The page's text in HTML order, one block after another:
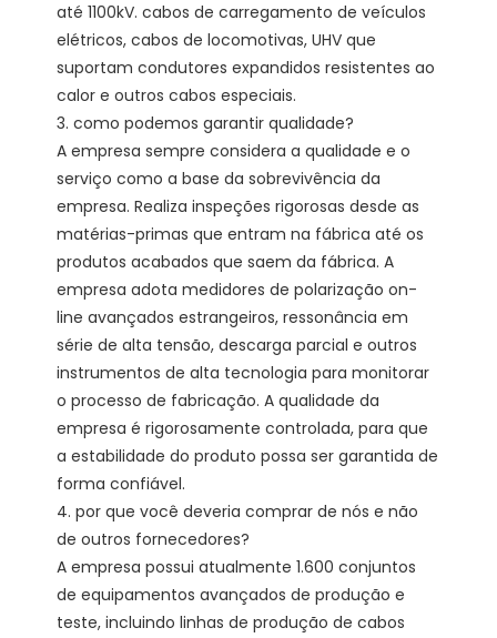
até 1100kV. cabos de carregamento de veículos
elétricos, cabos de locomotivas, UHV que
suportam condutores expandidos resistentes ao
calor e outros cabos especiais.
3. como podemos garantir qualidade?
A empresa sempre considera a qualidade e o
serviço como a base da sobrevivência da
empresa. Realiza inspeções rigorosas desde as
matérias-primas que entram na fábrica até os
produtos acabados que saem da fábrica. A
empresa adota medidores de polarização on-
line avançados estrangeiros, ressonância em
série de alta tensão, descarga parcial e outros
instrumentos de alta tecnologia para monitorar
o processo de fabricação. A qualidade da
empresa é rigorosamente controlada, para que
a estabilidade do produto possa ser garantida de
forma confiável.
4. por que você deveria comprar de nós e não
de outros fornecedores?
A empresa possui atualmente 1.600 conjuntos
de equipamentos avançados de produção e
teste, incluindo linhas de produção de cabos